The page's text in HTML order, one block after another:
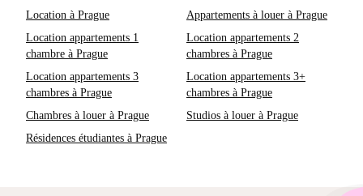
Location à Prague
Appartements à louer à Prague
Location appartements 1
chambre à Prague
Location appartements 2
chambres à Prague
Location appartements 3
chambres à Prague
Location appartements 3+
chambres à Prague
Chambres à louer à Prague
Studios à louer à Prague
Résidences étudiantes à Prague